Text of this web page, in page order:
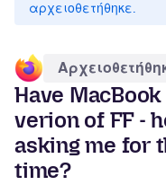
αρχειοθετήθηκε.
Have
verion of FF -
asking me for
time?